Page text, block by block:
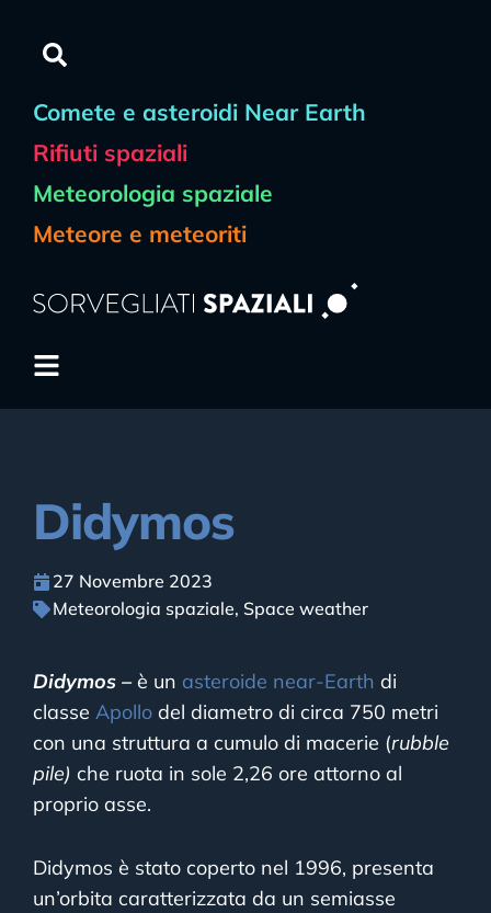
Comete e asteroidi Near Earth
Rifiuti spaziali
Meteorologia spaziale
Meteore e meteoriti
Didymos
27 Novembre 2023
Meteorologia spaziale, Space weather
Didymos –è un asteroide near-Earth di
classe Apollo del diametro di circa 750 metri
con una struttura a cumulo di macerie (rubble
pile) che ruota in sole 2,26 ore attorno al
proprio asse.
Didymos è stato coperto nel 1996, presenta
un’orbita caratterizzata da un semiasse